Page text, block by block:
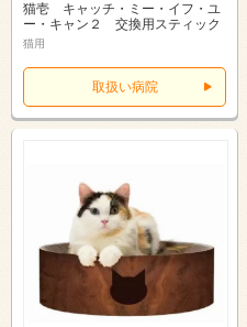
猫壱 キャッチ・ミー・イフ・ユ
ー・キャン２ 交換用スティック
猫用
取扱い病院